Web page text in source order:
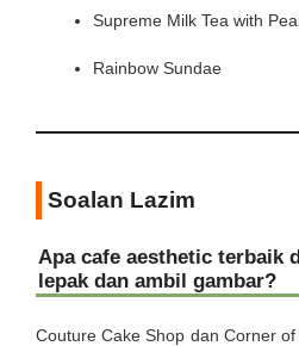
Supreme Milk Tea with
Rainbow Sundae
Soalan Lazim
Apa cafe aesthetic terbaik
lepak dan ambil gambar?
Couture Cake Shop dan Corner